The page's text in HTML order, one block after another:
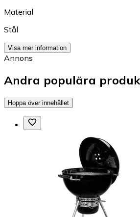
Material
Stål
Visa mer information
Annons
Andra populära
Hoppa över innehållet